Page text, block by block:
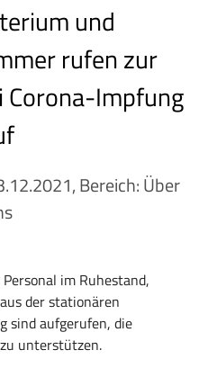
und
rufen zur
Impfung
Bereich: Über
im Ruhestand,
der stationären
sind aufgerufen, die
unterstützen.